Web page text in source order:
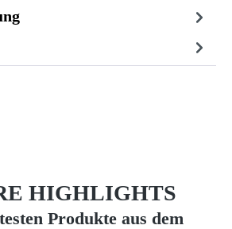
HIGHLIGHTS
Produkte aus dem